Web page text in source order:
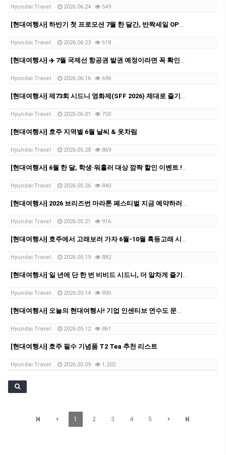
Hyundai Travel 2026.06.24 549
[현대여행사] 하반기 첫 프로모션 7월 한 달간, 반짝세일 OPEN✨
Hyundai Travel 2026.06.23 618
[현대여행사] ✈️ 7월 국제선 항공권 발권 예정이라면 꼭 확인하세요!
Hyundai Travel 2026.06.16 696
[현대여행사] 제73회 시드니 영화제(SFF 2026) 제대로 즐기자!
Hyundai Travel 2026.06.01 750
[현대여행사] 호주 지역별 6월 날씨 & 옷차림
Hyundai Travel 2026.05.28 869
[현대여행사] 6월 한 달, 학생·워홀러 대상 깜짝 할인 이벤트 ! ✨
Hyundai Travel 2026.05.26 840
[현대여행사] 2026 브리즈번 마라톤 페스티벌 지금 예약하러가요!
Hyundai Travel 2026.05.21 916
[현대여행사] 호주에서 고래보러 가자 6월-10월 혹등고래 시즌✨
Hyundai Travel 2026.05.19 882
[현대여행사] 일 년에 단 한 번 비비드 시드니, 더 알차게 즐기자!✨
Hyundai Travel 2026.05.14 890
[현대여행사] 오늘의 현대여행사! 기업 인센티브 연수도 문제없어요-!
Hyundai Travel 2026.05.12 861
[현대여행사] 호주 필수 기념품 T2 Tea 추천 리스트
Hyundai Travel 2026.05.09 1,202
1 2 3 4 5